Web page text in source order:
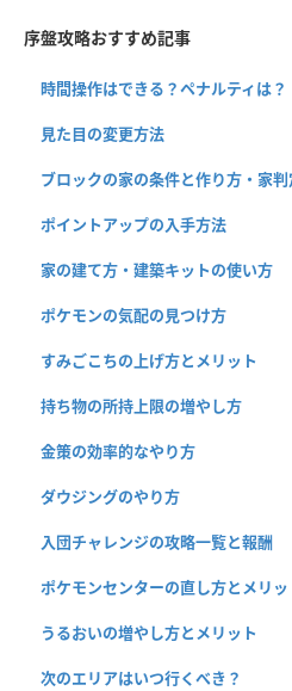
序盤攻略おすすめ記事
時間操作はできる？ペナルティは？
見た目の変更方法
ブロックの家の条件と作り方・家判
ポイントアップの入手方法
家の建て方・建築キットの使い方
ポケモンの気配の見つけ方
すみごこちの上げ方とメリット
持ち物の所持上限の増やし方
金策の効率的なやり方
ダウジングのやり方
入団チャレンジの攻略一覧と報酬
ポケモンセンターの直し方とメリッ
うるおいの増やし方とメリット
次のエリアはいつ行くべき？